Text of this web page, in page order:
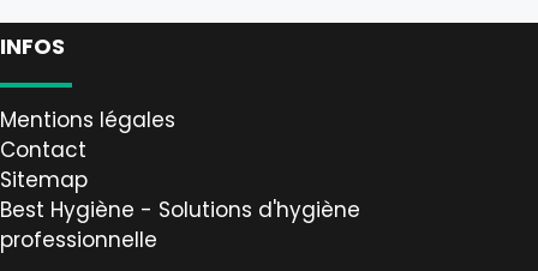
INFOS
Mentions légales
Contact
Sitemap
Best Hygiène - Solutions d'hygiène
professionnelle